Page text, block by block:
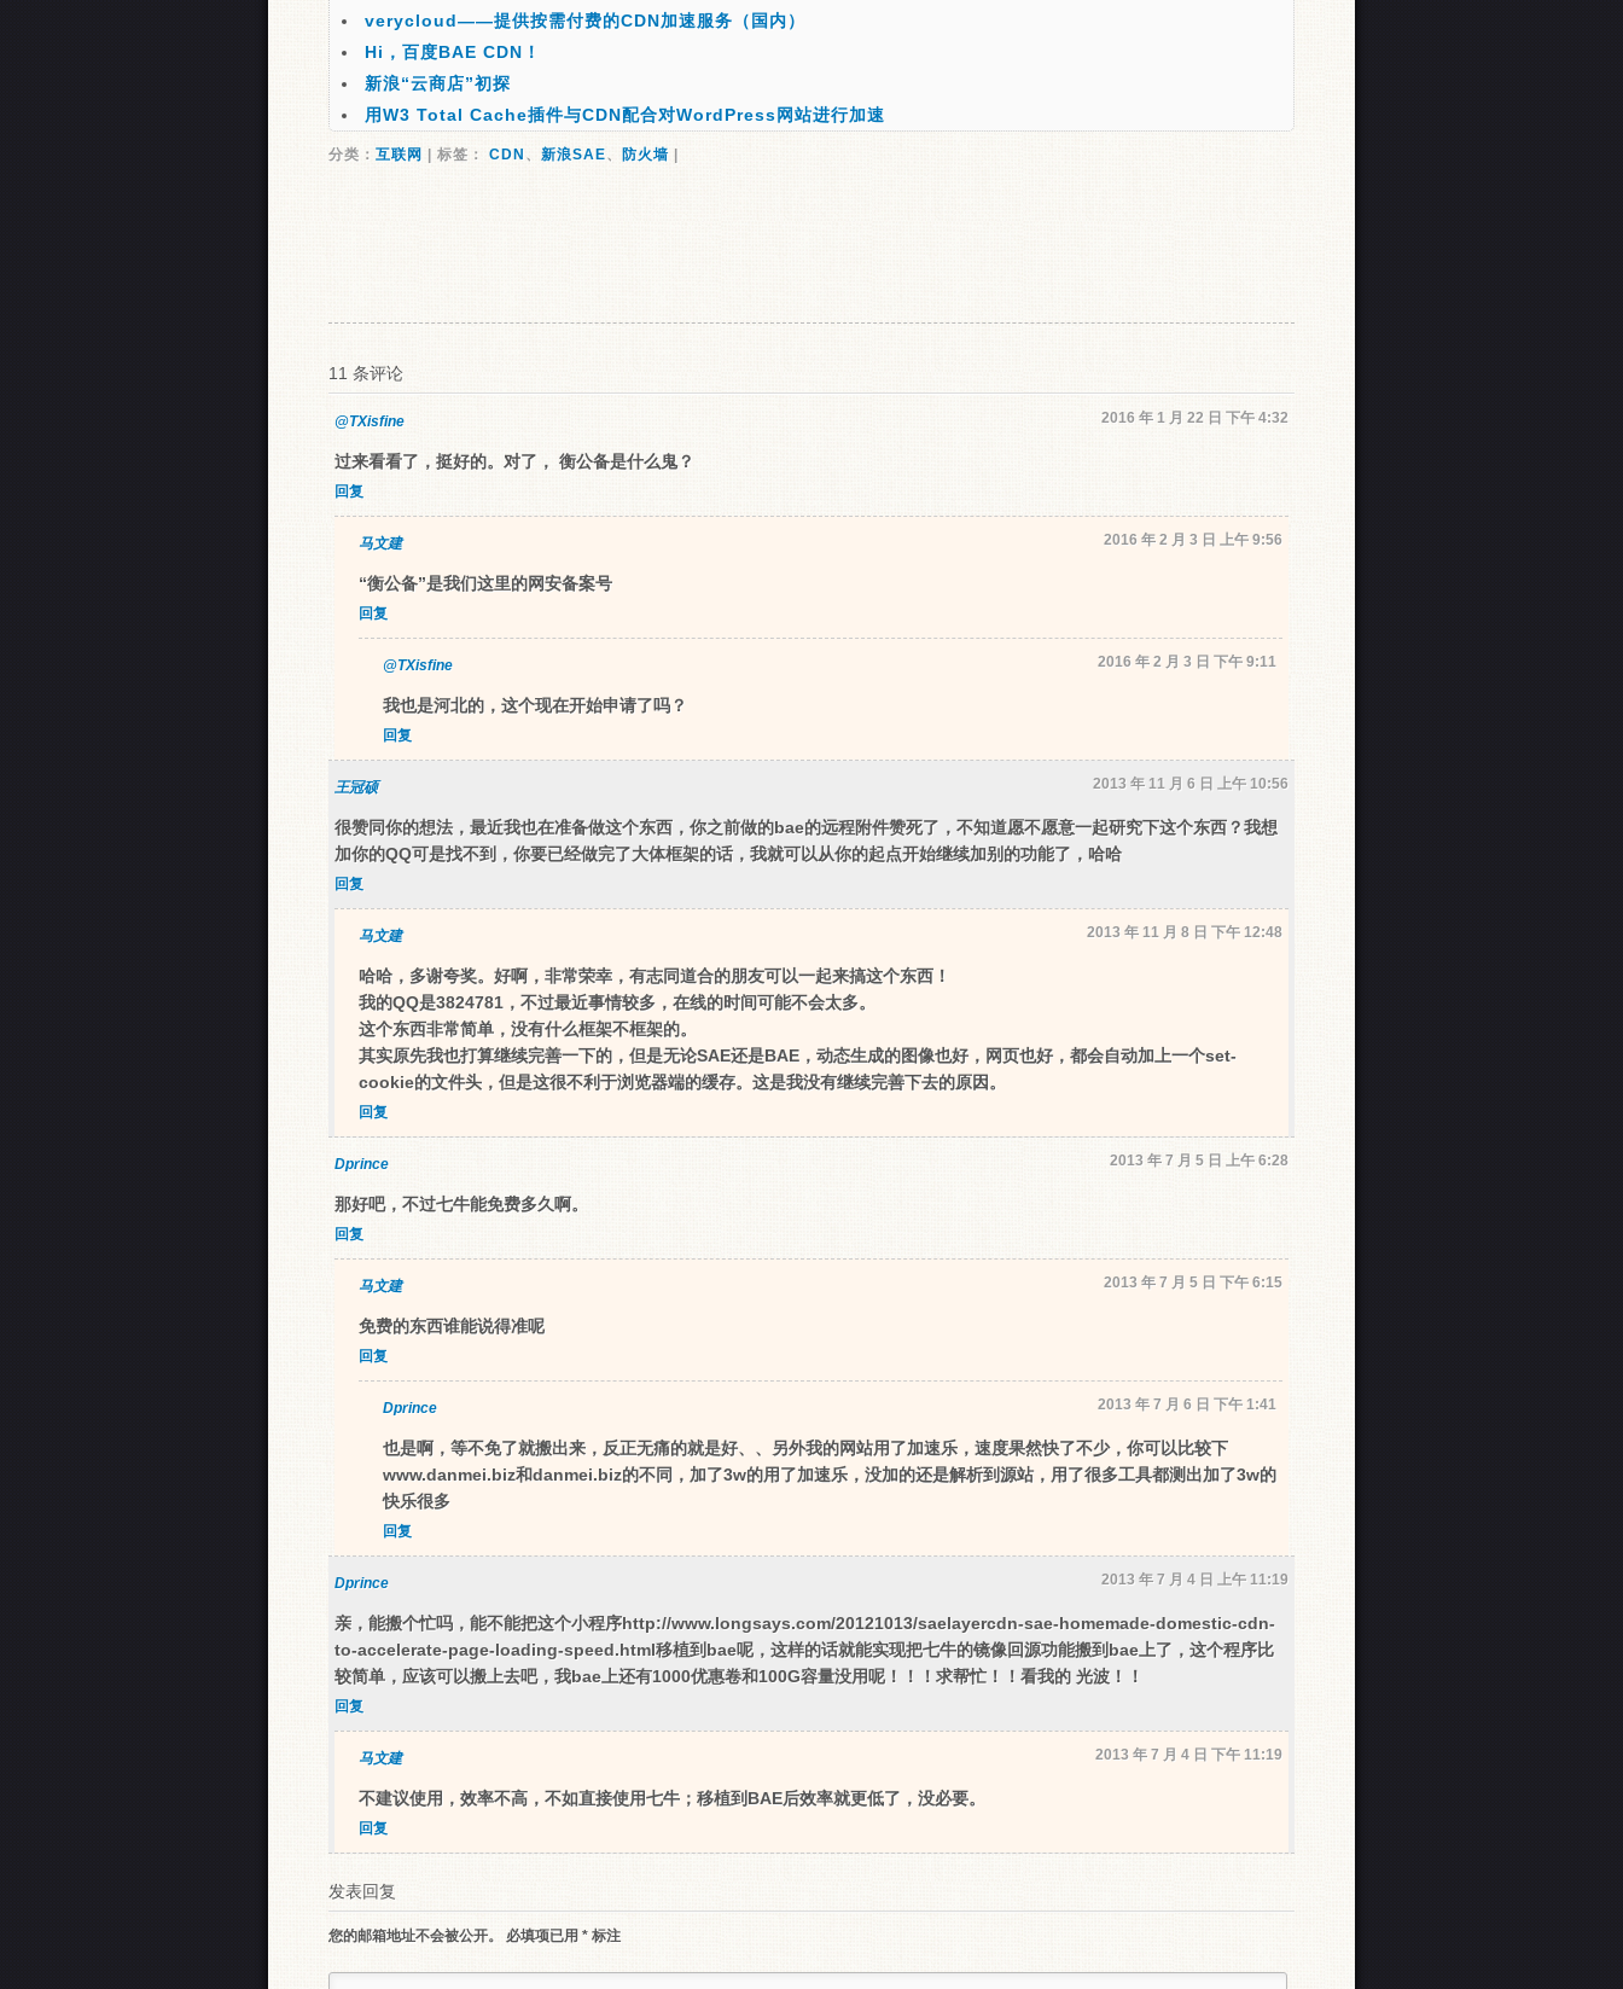
verycloud——提供按需付费的CDN加速服务（国内）
Hi，百度BAE CDN！
新浪“云商店”初探
用W3 Total Cache插件与CDN配合对WordPress网站进行加速
分类： 互联网 | 标签： CDN 、 新浪SAE、 防火墙
11 条评论
@TXisfine 2016 年 1 月 22 日 下午 4:32
过来看看了，挺好的。对了， 衡公备是什么鬼？
回复
马文建 2016 年 2 月 3 日 上午 9:56
“衡公备”是我们这里的网安备案号
回复
@TXisfine 2016 年 2 月 3 日 下午 9:11
我也是河北的，这个现在开始申请了吗？
回复
王冠硕 2013 年 11 月 6 日 上午 10:56
很赞同你的想法，最近我也在准备做这个东西，你之前做的bae的远程附件赞死了，不知道愿不愿意一起研究下这个东西？我想
加你的QQ可是找不到，你要已经做完了大体框架的话，我就可以从你的起点开始继续加别的功能了，哈哈
回复
马文建 2013 年 11 月 8 日 下午 12:48
哈哈，多谢夸奖。好啊，非常荣幸，有志同道合的朋友可以一起来搞这个东西！
我的QQ是3824781，不过最近事情较多，在线的时间可能不会太多。
这个东西非常简单，没有什么框架不框架的。
其实原先我也打算继续完善一下的，但是无论SAE还是BAE，动态生成的图像也好，网页也好，都会自动加上一个set-
cookie的文件头，但是这很不利于浏览器端的缓存。这是我没有继续完善下去的原因。
回复
Dprince 2013 年 7 月 5 日 上午 6:28
那好吧，不过七牛能免费多久啊。
回复
马文建 2013 年 7 月 5 日 下午 6:15
免费的东西谁能说得准呢
回复
Dprince 2013 年 7 月 6 日 下午 1:41
也是啊，等不免了就搬出来，反正无痛的就是好、、另外我的网站用了加速乐，速度果然快了不少，你可以比较下
www.danmei.biz和danmei.biz的不同，加了3w的用了加速乐，没加的还是解析到源站，用了很多工具都测出加了3w的
快乐很多
回复
Dprince 2013 年 7 月 4 日 上午 11:19
亲，能搬个忙吗，能不能把这个小程序http://www.longsays.com/20121013/saelayercdn-sae-homemade-domestic-cdn-
to-accelerate-page-loading-speed.html移植到bae呢，这样的话就能实现把七牛的镜像回源功能搬到bae上了，这个程序比
较简单，应该可以搬上去吧，我bae上还有1000优惠卷和100G容量没用呢！！！求帮忙！！看我的 光波！！
回复
马文建 2013 年 7 月 4 日 下午 11:19
不建议使用，效率不高，不如直接使用七牛；移植到BAE后效率就更低了，没必要。
回复
发表回复
您的邮箱地址不会被公开。 必填项已用 * 标注